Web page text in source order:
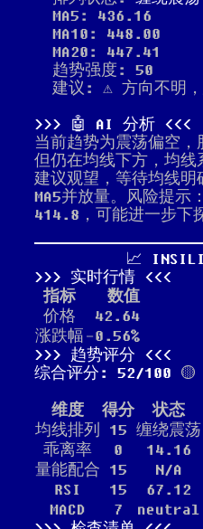
MA5: 436.16
MA10: 448.00
MA20: 447.41
趋势强度: 50
建议: ⚠️ 方向不明，
🤖 AI 分析
当前趋势为震荡偏空
但仍在均线下方，均线
建议观望，等待均线
MA5并放量。风险提示
414.8，可能进一步下
📈
实时行情
指标
数值
价格
42.64
涨跌幅 -0.56%
趋势评分
综合评分: 52/100 🟡
维度 得分
状态
均线排列
15 缠绕震荡
乖离率
0
14.16
量能配合 15
N/A
RSI
15
67.12
MACD
7
neutral